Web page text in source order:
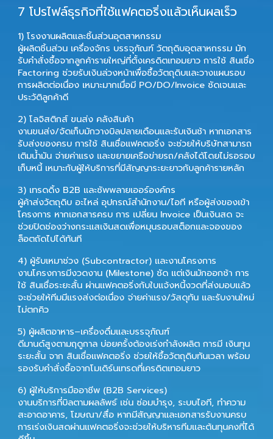
7 โปรไฟล์ธุรกิจที่ใช้แฟคตอริ่งแล้วเห็นผลเร็ว
1) โรงงานผลิตและชิ้นส่วนอุตสาหกรรม
ผู้ผลิตชิ้นส่วน เครื่องจักร บรรจุภัณฑ์ วัตถุดิบอุตสาหกรรม มัก
รับคำสั่งซื้อจากลูกค้ารายใหญ่ที่ตั้งเครดิตเทอมยาว การใช้ สินเชื่อ
Factoring ช่วยรับเงินล่วงหน้าเพื่อซื้อวัตถุดิบและวางแผนรอบ
การผลิตต่อเนื่อง เหมาะมากเมื่อมี PO/DO/Invoice ชัดเจนและ
ประวัติลูกค้าดี
2) โลจิสติกส์ ขนส่ง คลังสินค้า
งานขนส่ง/จัดเก็บมักวางบิลปลายเดือนและรับเงินช้า หากเอกสาร
รับส่งของครบ การใช้ สินเชื่อแฟคตอริ่ง จะช่วยให้บริษัทสามารถ
เติมน้ำมัน จ่ายค่าแรง และขยายเครือข่ายรถ/คลังได้โดยไม่รอรอบ
เก็บหนี้ เหมาะกับผู้ให้บริการที่มีสัญญาระยะยาวกับลูกค้ารายหลัก
3) เทรดดิ้ง B2B และซัพพลายเออร์องค์กร
ผู้ค้าส่งวัตถุดิบ อะไหล่ อุปกรณ์สำนักงาน/ไอที หรือผู้ส่งของเข้า
โครงการ หากเอกสารครบ การ เปลี่ยน Invoice เป็นเงินสด จะ
ช่วยปิดช่องว่างกระแสเงินสดเพื่อหมุนรอบสต็อกและจองของ
ล็อตถัดไปได้ทันที
4) ผู้รับเหมาช่วง (Subcontractor) และงานโครงการ
งานโครงการมีงวดงาน (Milestone) ชัด แต่เงินมักออกช้า การ
ใช้ สินเชื่อระยะสั้น ผ่านแฟคตอริ่งกับใบแจ้งหนี้งวดที่ส่งมอบแล้ว
จะช่วยให้ทีมมีแรงส่งต่อเนื่อง จ่ายค่าแรง/วัสดุทัน และรับงานใหม่
ไม่ตกคิว
5) ผู้ผลิตอาหาร–เครื่องดื่มและบรรจุภัณฑ์
ดีมานด์สูงตามฤดูกาล บ่อยครั้งต้องเร่งกำลังผลิต การมี เงินทุน
ระยะสั้น จาก สินเชื่อแฟคตอริ่ง ช่วยให้ซื้อวัตถุดิบทันเวลา พร้อม
รองรับคำสั่งซื้อจากโมเดิร์นเทรดที่เครดิตเทอมยาว
6) ผู้ให้บริการมืออาชีพ (B2B Services)
งานบริการที่บิลตามผลลัพธ์ เช่น ซ่อมบำรุง, ระบบไอที, ทำความ
สะอาดอาคาร, โฆษณา/สื่อ หากมีสัญญาและเอกสารรับงานครบ
การเร่งเงินสดผ่านแฟคตอริ่งจะช่วยให้บริหารทีมและต้นทุนคงที่ได้